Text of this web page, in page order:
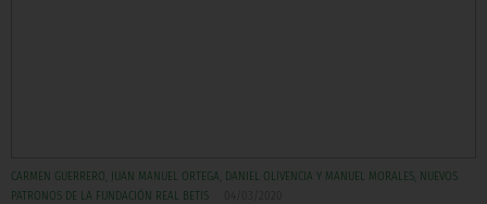
CARMEN GUERRERO, JUAN MANUEL ORTEGA, DANIEL OLIVENCIA Y MANUEL MORALES, NUEVOS
PATRONOS DE LA FUNDACIÓN REAL BETIS